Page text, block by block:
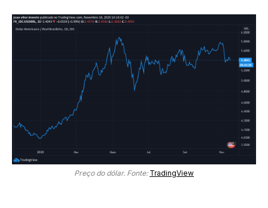
Preço do dólar. Fonte: TradingView